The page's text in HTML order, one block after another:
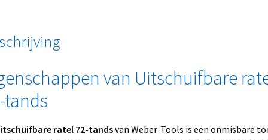
van Uitschuifbare
tands
ratel 72-tandsvan Weber-Tools is een onmisbare